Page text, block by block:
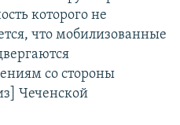
которого не
что мобилизованные
со стороны
Чеченской